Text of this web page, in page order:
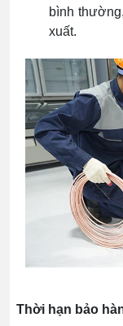
bình
xuất.
Thời hạn bảo